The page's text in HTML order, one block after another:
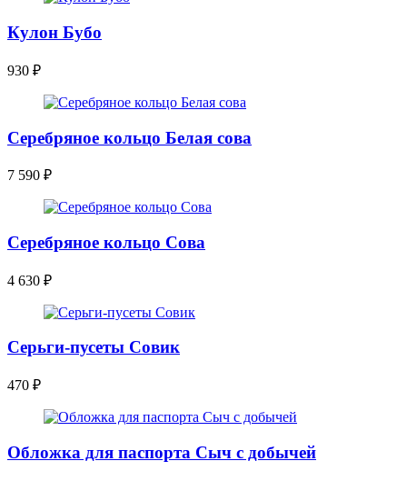
Кулон Бубо
930 ₽
Серебряное кольцо Белая сова
7 590 ₽
Серебряное кольцо Сова
4 630 ₽
Серьги-пусеты Совик
470 ₽
Обложка для паспорта Сыч с добычей